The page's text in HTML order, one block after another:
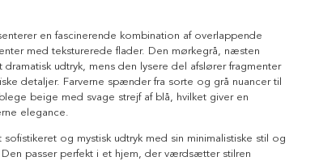
en fascinerende kombination af overlappende
med teksturerede flader. Den mørkegrå, næsten
udtryk, mens den lysere del afslører fragmenter
detaljer. Farverne spænder fra sorte og grå nuancer til
beige med svage strejf af blå, hvilket giver en
elegance.
sofistikeret og mystisk udtryk med sin minimalistiske stil og
Den passer perfekt i et hjem, der værdsætter stilren